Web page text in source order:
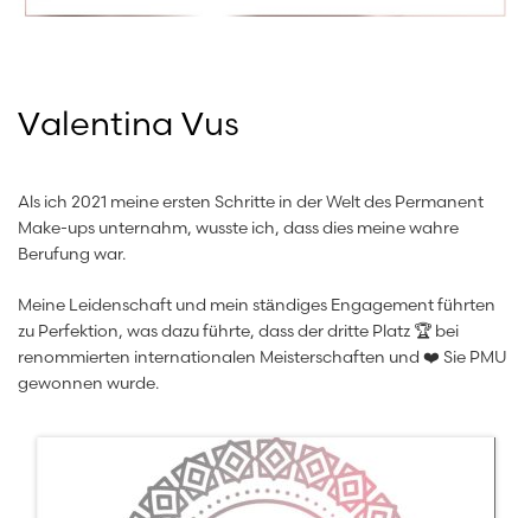
Valentina Vus
Als ich 2021 meine ersten Schritte in der Welt des Permanent
Make-ups unternahm, wusste ich, dass dies meine wahre
Berufung war.
Meine Leidenschaft und mein ständiges Engagement führten
zu Perfektion, was dazu führte, dass der dritte Platz 🏆 bei
renommierten internationalen Meisterschaften und ❤️ Sie PMU
gewonnen wurde.